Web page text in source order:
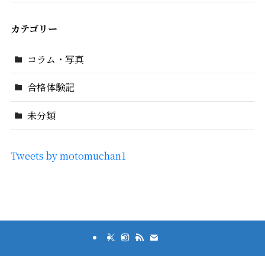
カテゴリー
コラム・写真
合格体験記
未分類
Tweets by motomuchan1